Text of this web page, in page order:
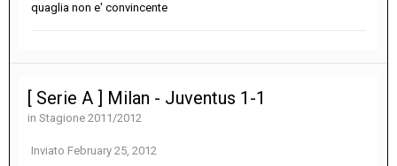
quaglia non e' convincente
[ Serie A ] Milan - Juventus 1-1
in Stagione 2011/2012
Inviato February 25, 2012